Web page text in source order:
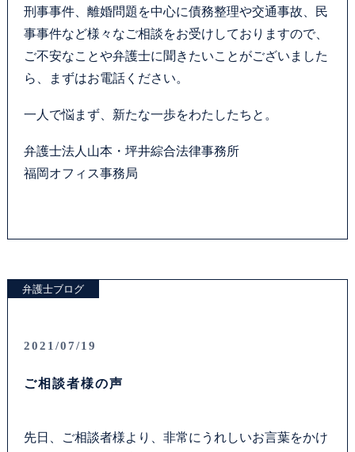
刑事事件、離婚問題を中心に債務整理や交通事故、民
事事件など様々なご相談をお受けしておりますので、
ご不安なことや弁護士に聞きたいことがございました
ら、まずはお電話ください。
一人で悩まず、新たな一歩をわたしたちと。
弁護士法人山本・坪井綜合法律事務所
福岡オフィス事務局
弁護士ブログ
2021/07/19
ご相談者様の声
先日、ご相談者様より、非常にうれしいお言葉をかけ